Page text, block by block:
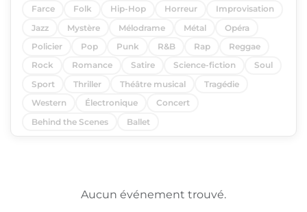
Farce
Folk Hip-Hop Horreur
Improvisation
Jazz
Mystère Mélodrame Métal
Opéra
Policier
Pop Punk R&B Rap
Reggae
Rock
Romance Satire Science-fiction
Soul
Sport
Thriller Théâtre musical
Tragédie
Western
Électronique
Concert
Behind the Scenes
Ballet
Aucun événement trouvé.